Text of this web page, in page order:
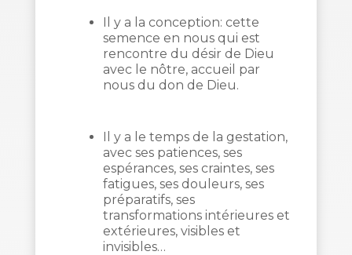
Il y a la conception: cette
semence en nous qui est
rencontre du désir de Dieu
avec le nôtre, accueil par
nous du don de Dieu.
Il y a le temps de la gestation,
avec ses patiences, ses
espérances, ses craintes, ses
fatigues, ses douleurs, ses
préparatifs, ses
transformations intérieures et
extérieures, visibles et
invisibles…